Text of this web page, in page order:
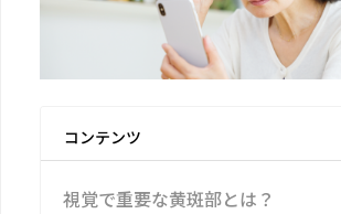
コンテンツ
視覚で重要な黄斑部とは？